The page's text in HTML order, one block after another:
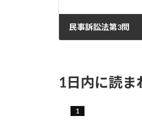
民事訴訟法第3問
1日内に読ま